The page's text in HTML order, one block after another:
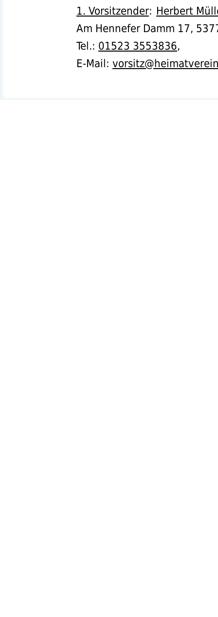
1. Vorsitzender: Herbert
Am Hennefer Damm 17,
Tel.: 01523 3553836,
E-Mail: